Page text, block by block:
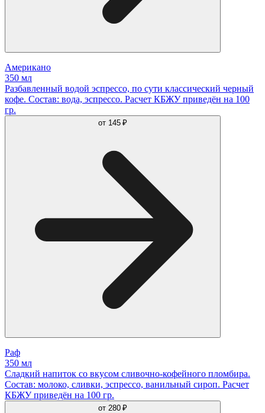
Американо
350 мл
Разбавленный водой эспрессо, по сути классический черный
кофе. Состав: вода, эспрессо. Расчет КБЖУ приведён на 100
гр.
от 145 ₽
Раф
350 мл
Сладкий напиток со вкусом сливочно-кофейного пломбира.
Состав: молоко, сливки, эспрессо, ванильный сироп. Расчет
КБЖУ приведён на 100 гр.
от 280 ₽